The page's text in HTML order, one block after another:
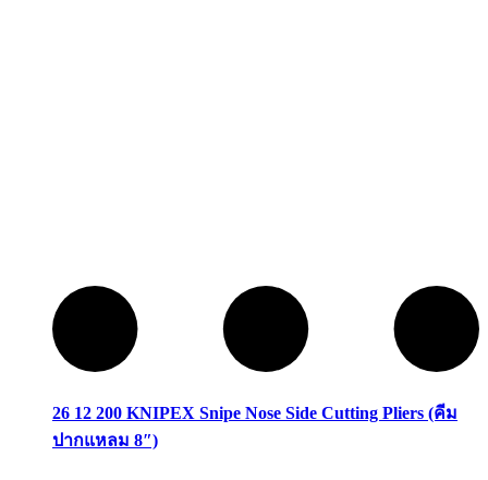
26 12 200 KNIPEX Snipe Nose Side Cutting Pliers (คีม
ปากแหลม 8″)